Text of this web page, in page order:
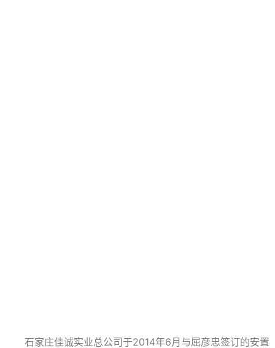
石家庄佳诚实业总公司于2014年6月与屈彦忠签订的安置